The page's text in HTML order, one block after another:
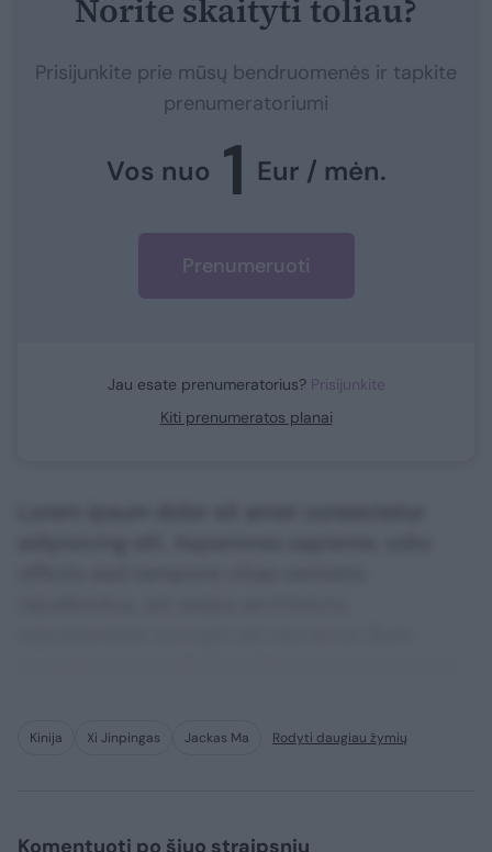
Norite skaityti toliau?
Prisijunkite prie mūsų bendruomenės ir tapkite
prenumeratoriumi
Vos nuo 1 Eur / mėn.
Prenumeruoti
Jau esate prenumeratorius? Prisijunkite
Kiti prenumeratos planai
Kinija Xi Jinpingas Jackas Ma Rodyti daugiau žymių